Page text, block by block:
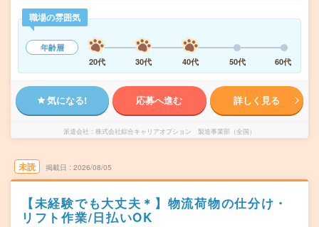
職場の雰囲気
年齢層
20代
30代 40代 50代 60代
気になる! 応募へ進む 詳しく見る
派遣会社 株式会社綜合キャリアオプション 製造事業部（全国）
未読 掲載日 2026/08/05
【未経験でも大丈夫＊】物流荷物の仕分け・
リフト作業/日払いOK